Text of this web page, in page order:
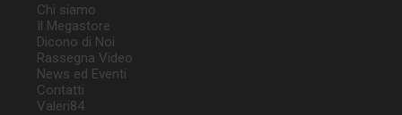
Chi siamo
Il Megastore
Dicono di Noi
Rassegna Video
News ed Eventi
Contatti
Valeri84